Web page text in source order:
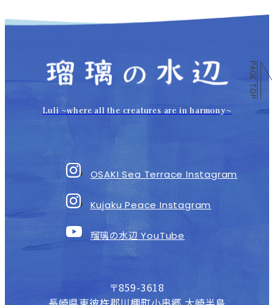
Luli 〜where all the creatures are in harmony〜
OSAKI Sea Terrace Instagram
Kujaku Peace Instagram
瑠璃の水辺 YouTube
〒859-3618
PAGE TOP